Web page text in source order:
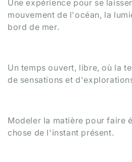
l
l
c
o
Une expérience pour se
mouvement de l'océan, la
bord de mer.
Un temps ouvert, libre, où la
de sensations et
Modeler la matière pour faire
chose de l'instant présent.